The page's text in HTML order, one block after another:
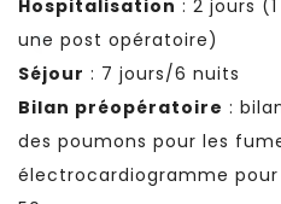
Hospitalisation : 2 jours
une post opératoire)
Séjour : 7 jours/6 nuits
Bilan préopératoire :
des poumons pour les
électrocardiogramme